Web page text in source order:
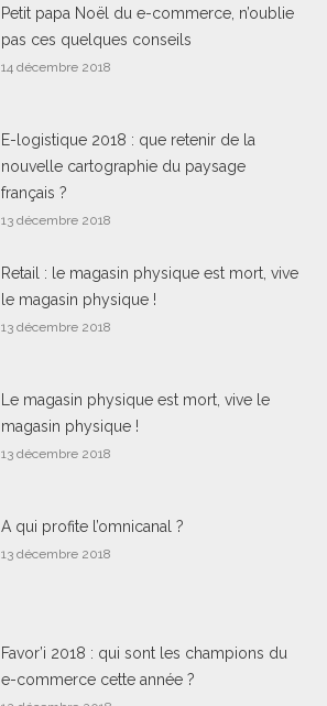
Petit papa Noël du e-commerce, n’oublie
pas ces quelques conseils
14 décembre 2018
E-logistique 2018 : que retenir de la
nouvelle cartographie du paysage
français ?
13 décembre 2018
Retail : le magasin physique est mort, vive
le magasin physique !
13 décembre 2018
Le magasin physique est mort, vive le
magasin physique !
13 décembre 2018
A qui profite l’omnicanal ?
13 décembre 2018
Favor’i 2018 : qui sont les champions du
e-commerce cette année ?